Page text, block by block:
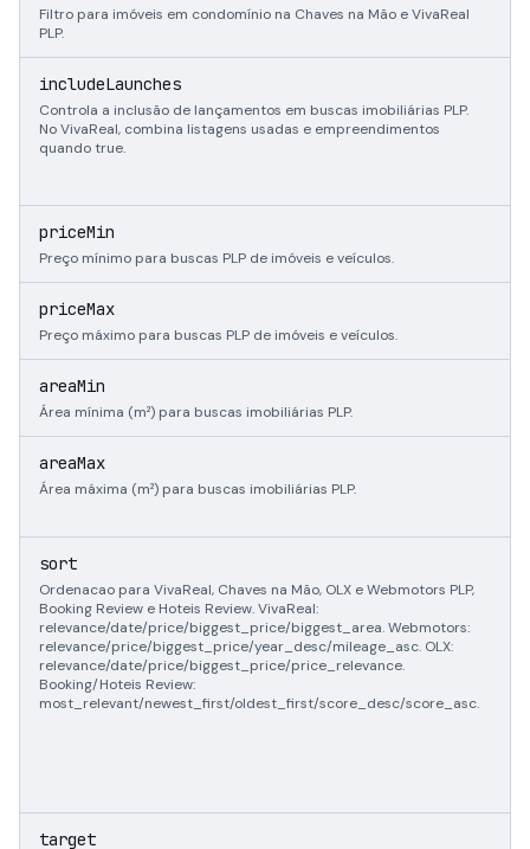
Filtro para imóveis em condomínio na Chaves na Mão e VivaReal
PLP.
includeLaunches
Controla a inclusão de lançamentos em buscas imobiliárias PLP.
No VivaReal, combina listagens usadas e empreendimentos
quando true.
priceMin
Preço mínimo para buscas PLP de imóveis e veículos.
priceMax
Preço máximo para buscas PLP de imóveis e veículos.
areaMin
Área mínima (m²) para buscas imobiliárias PLP.
areaMax
Área máxima (m²) para buscas imobiliárias PLP.
sort
Ordenacao para VivaReal, Chaves na Mão, OLX e Webmotors PLP,
Booking Review e Hoteis Review. VivaReal:
relevance/date/price/biggest_price/biggest_area. Webmotors:
relevance/price/biggest_price/year_desc/mileage_asc. OLX:
relevance/date/price/biggest_price/price_relevance.
Booking/Hoteis Review:
most_relevant/newest_first/oldest_first/score_desc/score_asc.
target